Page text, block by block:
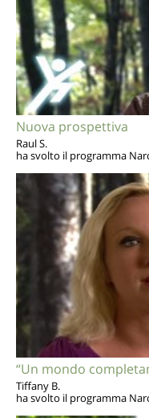
Nuova prospettiva
Raul S.
ha svolto il programma
“Un mondo
Tiffany B.
ha svolto il programma